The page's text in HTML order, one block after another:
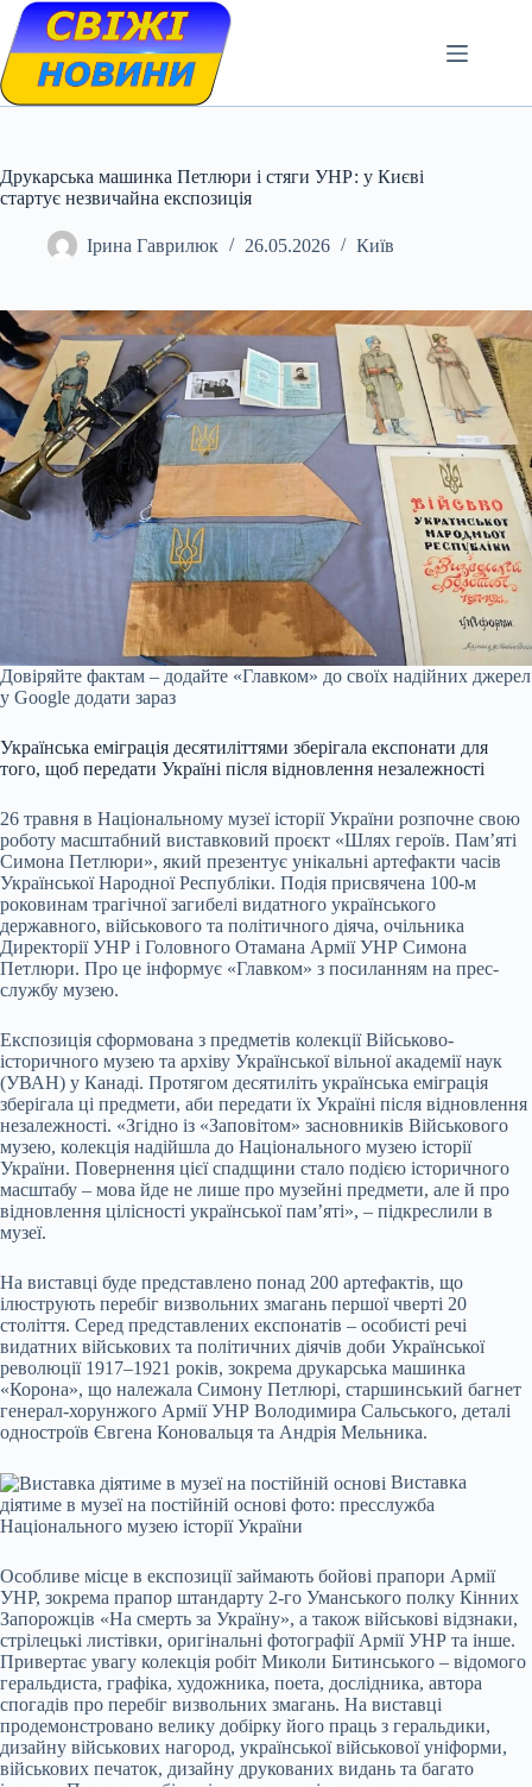
Skip
content
Друкарська машинка Петлюри і стяги УНР: у Києві
стартує незвичайна експозиція
Ірина Гаврилюк 26.05.2026 Київ
Довіряйте фактам – додайте «Главком» до своїх надійних джерел
у Google додати зараз
Українська еміграція десятиліттями зберігала експонати для
того, щоб передати Україні після відновлення незалежності
26 травня в Національному музеї історії України розпочне свою
роботу масштабний виставковий проєкт «Шлях героїв. Пам’яті
Симона Петлюри», який презентує унікальні артефакти часів
Української Народної Республіки. Подія присвячена 100-м
роковинам трагічної загибелі видатного українського
державного, військового та політичного діяча, очільника
Директорії УНР і Головного Отамана Армії УНР Симона
Петлюри. Про це інформує «Главком» з посиланням на прес-
службу музею.
Експозиція сформована з предметів колекції Військово-
історичного музею та архіву Української вільної академії наук
(УВАН) у Канаді. Протягом десятиліть українська еміграція
зберігала ці предмети, аби передати їх Україні після відновлення
незалежності. «Згідно із «Заповітом» засновників Військового
музею, колекція надійшла до Національного музею історії
України. Повернення цієї спадщини стало подією історичного
масштабу – мова йде не лише про музейні предмети, але й про
відновлення цілісності української пам’яті», – підкреслили в
музеї.
На виставці буде представлено понад 200 артефактів, що
ілюструють перебіг визвольних змагань першої чверті 20
століття. Серед представлених експонатів – особисті речі
видатних військових та політичних діячів доби Української
революції 1917–1921 років, зокрема друкарська машинка
«Корона», що належала Симону Петлюрі, старшинський багнет
генерал-хорунжого Армії УНР Володимира Сальського, деталі
одностроїв Євгена Коновальця та Андрія Мельника.
Виставка
діятиме в музеї на постійній основі фото: пресслужба
Національного музею історії України
Особливе місце в експозиції займають бойові прапори Армії
УНР, зокрема прапор штандарту 2-го Уманського полку Кінних
Запорожців «На смерть за Україну», а також військові відзнаки,
стрілецькі листівки, оригінальні фотографії Армії УНР та інше.
Привертає увагу колекція робіт Миколи Битинського – відомого
геральдиста, графіка, художника, поета, дослідника, автора
спогадів про перебіг визвольних змагань. На виставці
продемонстровано велику добірку його праць з геральдики,
дизайну військових нагород, української військової уніформи,
військових печаток, дизайну друкованих видань та багато